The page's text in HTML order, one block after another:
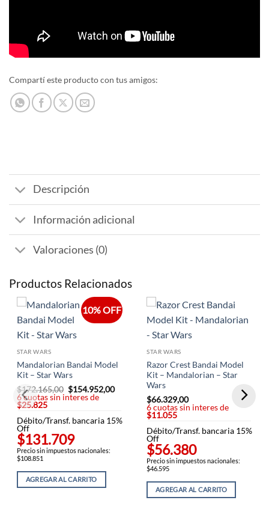
Compartí este producto con tus amigos:
Descripción
Información adicional
Valoraciones (0)
Productos Relacionados
10% OFF
STAR WARS
Mandalorian Bandai Model
Kit – Star Wars
$172.165,00 El
precio
$172.165,00.
$154.952,00El
$154.952,00.
6 cuotas sin interes de
$25.825
Débito/Transf. bancaria 15%
Off
$131.709
Precio sin impuestos nacionales:
$108.851
AGREGAR AL CARRITO
STAR WARS
Razor Crest Bandai Model
Kit – Mandalorian – Star
Wars
$66.329,00
6 cuotas sin interes de
$11.055
Débito/Transf. bancaria 15%
Off
$56.380
Precio sin impuestos nacionales:
$46.595
AGREGAR AL CARRITO